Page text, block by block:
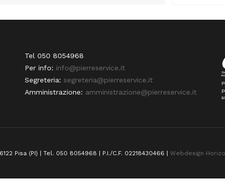
Tel 050 8054968
Per info: info@pierreservice.it
Segreteria: segreteria@pierreservice.it
Amministrazione: amministrazione@pierreservice.it
Pisa (PI) | Tel. 050 8054968 | P.I./C.F. 02218430466 | Webdesign